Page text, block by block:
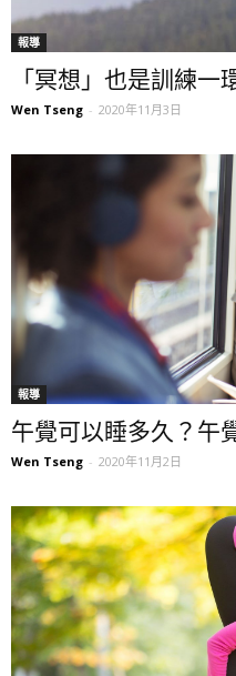
報導
「冥想」也是訓練一
Wen Tseng - 2020年11月3日
報導
午覺可以睡多久？午
Wen Tseng - 2020年11月2日